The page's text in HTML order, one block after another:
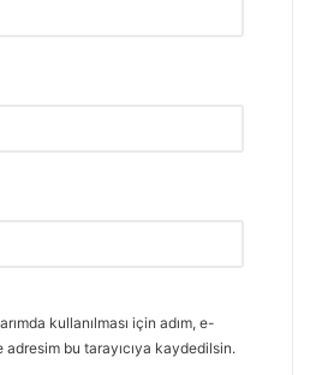
kullanılması için adım, e-
bu tarayıcıya kaydedilsin.